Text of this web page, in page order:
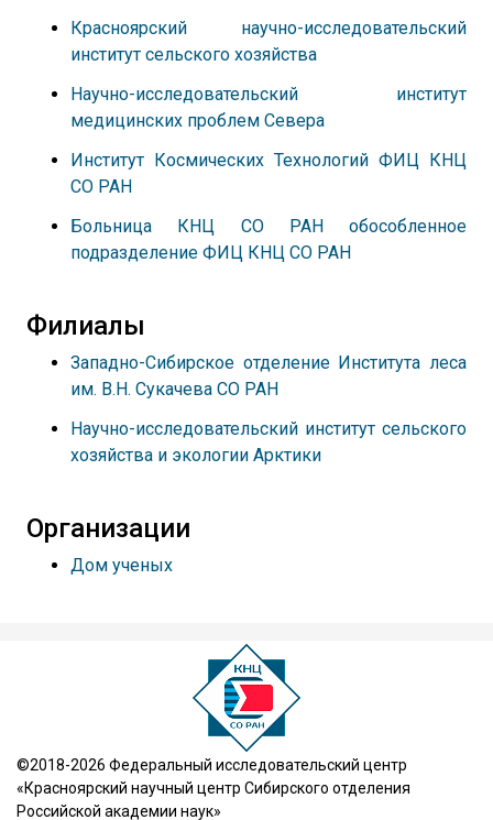
Красноярский научно-исследовательский
институт сельского хозяйства
Научно-исследовательский институт
медицинских проблем Севера
Институт Космических Технологий ФИЦ КНЦ
СО РАН
Больница КНЦ СО РАН обособленное
подразделение ФИЦ КНЦ СО РАН
Филиалы
Западно-Сибирское отделение Института леса
им. В.Н. Сукачева СО РАН
Научно-исследовательский институт сельского
хозяйства и экологии Арктики
Организации
Дом ученых
©2018-2026 Федеральный исследовательский центр
«Красноярский научный центр Сибирского отделения
Российской академии наук»